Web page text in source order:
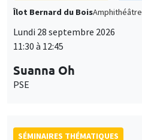
Îlot Bernard du BoisAmphithéâtre
Lundi 28 septembre 2026
11:30 à 12:45
Suanna Oh
PSE
SÉMINAIRES THÉMATIQUES